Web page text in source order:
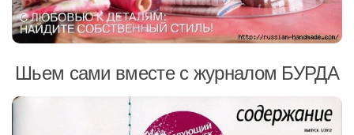
Шьем сами вместе с журналом БУРДА